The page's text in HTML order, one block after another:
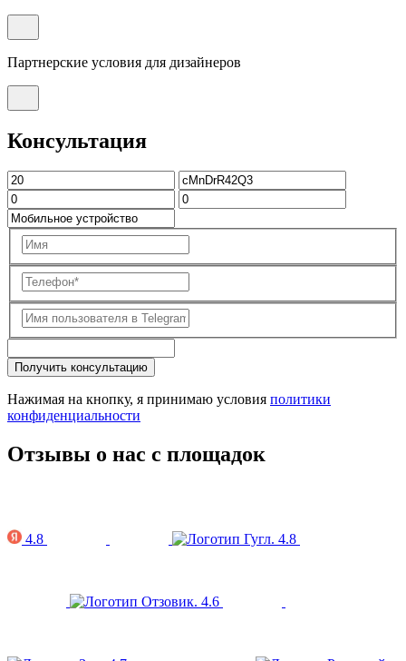
Партнерские условия для дизайнеров
Консультация
Получить консультацию
Нажимая на кнопку, я принимаю условия политики
конфиденциальности
Отзывы о нас с площадок
4.8 4.8
4.6